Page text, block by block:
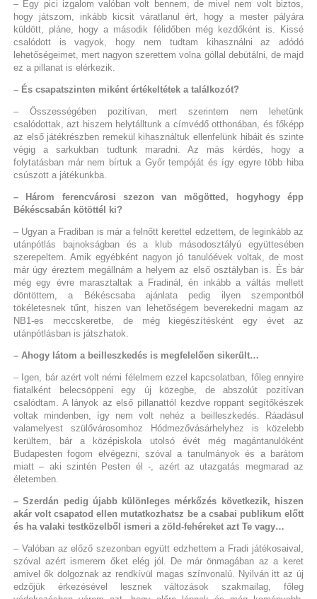
– Egy pici izgalom valóban volt bennem, de mivel nem volt biztos,
hogy játszom, inkább kicsit váratlanul ért, hogy a mester pályára
küldött, pláne, hogy a második félidőben még kezdőként is. Kissé
csalódott is vagyok, hogy nem tudtam kihasználni az adódó
lehetőségeimet, mert nagyon szerettem volna góllal debütálni, de majd
ez a pillanat is elérkezik.
– És csapatszinten miként értékeltétek a találkozót?
– Összességében pozitívan, mert szerintem nem lehetünk
csalódottak, azt hiszem helytálltunk a címvédő otthonában, és főképp
az első játékrészben remekül kihasználtuk ellenfelünk hibáit és szinte
végig a sarkukban tudtunk maradni. Az más kérdés, hogy a
folytatásban már nem bírtuk a Győr tempóját és így egyre több hiba
csúszott a játékunkba.
– Három ferencvárosi szezon van mögötted, hogyhogy épp
Békéscsabán kötöttél ki?
– Ugyan a Fradiban is már a felnőtt kerettel edzettem, de leginkább az
utánpótlás bajnokságban és a klub másodosztályú együttesében
szerepeltem. Amik egyébként nagyon jó tanulóévek voltak, de most
már úgy éreztem megállnám a helyem az első osztályban is. És bár
még egy évre marasztaltak a Fradinál, én inkább a váltás mellett
döntöttem, a Békéscsaba ajánlata pedig ilyen szempontból
tökéletesnek tűnt, hiszen van lehetőségem beverekedni magam az
NB1-es meccskeretbe, de még kiegészítésként egy évet az
utánpótlásban is játszhatok.
– Ahogy látom a beilleszkedés is megfelelően sikerült…
– Igen, bár azért volt némi félelmem ezzel kapcsolatban, főleg ennyire
fiatalként belecsöppeni egy új közegbe, de abszolút pozitívan
csalódtam. A lányok az első pillanattól kezdve roppant segítőkészek
voltak mindenben, így nem volt nehéz a beilleszkedés. Ráadásul
valamelyest szülővárosomhoz Hódmezővásárhelyhez is közelebb
kerültem, bár a középiskola utolsó évét még magántanulóként
Budapesten fogom elvégezni, szóval a tanulmányok és a barátom
miatt – aki szintén Pesten él -, azért az utazgatás megmarad az
életemben.
– Szerdán pedig újabb különleges mérkőzés következik, hiszen
akár volt csapatod ellen mutatkozhatsz be a csabai publikum előtt
és ha valaki testközelből ismeri a zöld-fehéreket azt Te vagy…
– Valóban az előző szezonban együtt edzhettem a Fradi játékosaival,
szóval azért ismerem őket elég jól. De már önmagában az a keret
amivel ők dolgoznak az rendkívül magas színvonalú. Nyilván itt az új
edzőjük érkezésével lesznek változások szakmailag, főleg